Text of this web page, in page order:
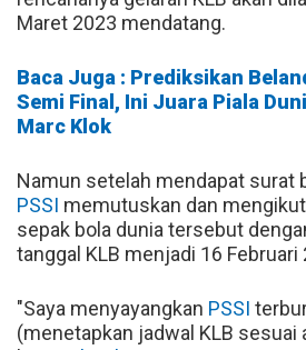
Maret 2023 mendatang.
Baca Juga : Prediksikan
Semi Final, Ini Juara Piala
Marc Klok
Namun setelah mendapat surat
PSSI memutuskan dan
sepak bola dunia tersebut
tanggal KLB menjadi 16 Februari
"Saya menyayangkan PSSI
(menetapkan jadwal KLB sesuai